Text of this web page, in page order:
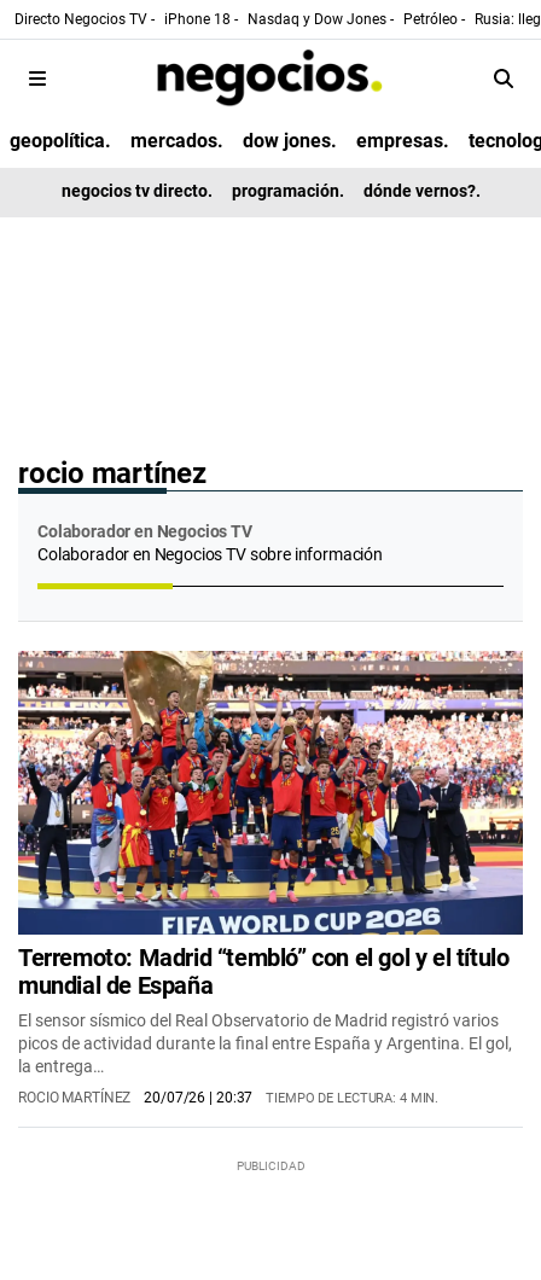
Directo Negocios TV - iPhone 18 - Nasdaq y Dow Jones - Petróleo - Rusia:
geopolítica. mercados. dow jones. empresas.
negocios tv directo. programación. dónde vernos?.
rocio martínez
Colaborador en Negocios TV
Colaborador en Negocios TV sobre información
Terremoto: Madrid “tembló” con el gol y el título
mundial de España
El sensor sísmico del Real Observatorio de Madrid registró varios
picos de actividad durante la final entre España y Argentina. El gol,
la entrega…
ROCIO MARTÍNEZ 20/07/26 | 20:37 TIEMPO DE LECTURA: 4 MIN.